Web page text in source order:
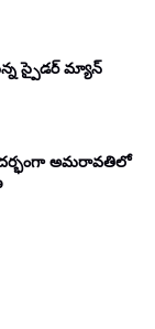
స్పైడర్ మ్యాన్
అమరావతిలో